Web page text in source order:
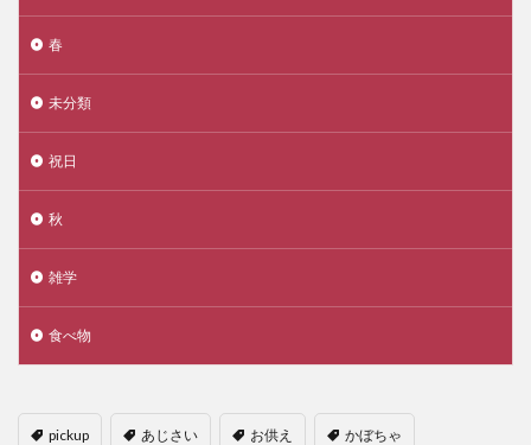
春
未分類
祝日
秋
雑学
食べ物
pickup あじさい お供え かぼちゃ